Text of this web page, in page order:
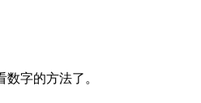
字的方法了。